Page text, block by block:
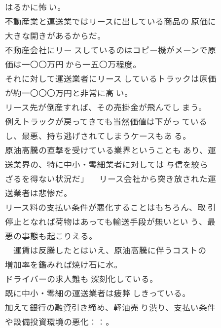
はるかに怖 い。
不動産業と運送業ではリースに出している商品の 原価に
大きな開きがあるからだ。
不動産会社にリー スしているのはコピー機がメーンで原
価は一〇〇万円 から一五〇万程度。
それに対して運送業者にリース しているトラックは原価
が約一〇〇〇万円と非常に高 い。
リース先が倒産すれば、その売掛金が飛んでし まう。
例えトラックが戻ってきても当然価値は下がっ ている
し、最悪、持ち逃げされてしまうケースもあ る。
原油高騰の直撃を受けている業界ということも あり、運
送業界の、特に中小・零細業者に対しては 与信を絞ら
ざるを得ない状況だ」 リース会社から突き放された運
送業者は悲惨だ。
リース料の支払い条件が悪化することはもちろん、取 引
停止となれば荷物はあっても輸送手段が無いとい う、最
悪の事態も起こりえる。
運賃は反騰したとはいえ、原油高騰に伴うコストの
増加率を鑑みれば焼け石に水。
ドライバーの求人難も 深刻化している。
既に中小・零細の運送業者は疲弊 しきっている。
加えて銀行の融資引き締め、軽油売 り渋り、支払い条件
や設備投資環境の悪化︰︰。